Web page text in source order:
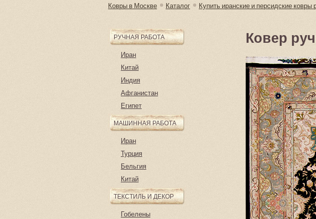
Ковры в Москве Каталог Купить иранские и персидские ковры
РУЧНАЯ РАБОТА
Иран
Китай
Индия
Афганистан
Египет
МАШИННАЯ РАБОТА
Иран
Турция
Бельгия
Китай
ТЕКСТИЛЬ И ДЕКОР
Гобелены
Ковер